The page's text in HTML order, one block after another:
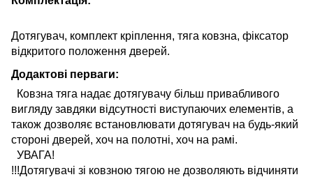
Дотягувач, комплект кріплення, тяга ковзна, фіксатор
відкритого положення дверей.
Додактові перваги:
Ковзна тяга надає дотягувачу більш привабливого
вигляду завдяки відсутності виступаючих елементів, а
також дозволяє встановлювати дотягувач на будь-який
стороні дверей, хоч на полотні, хоч на рамі.
УВАГА!
!!!Дотягувачі зі ковзною тягою не дозволяють відчиняти